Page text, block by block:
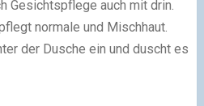
Gesichtspflege auch mit drin.
normale und Mischhaut.
der Dusche ein und duscht es